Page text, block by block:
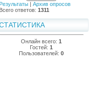
Результаты | Архив опросов
Всего ответов: 1311
Онлайн всего: 1
Гостей: 1
Пользователей: 0